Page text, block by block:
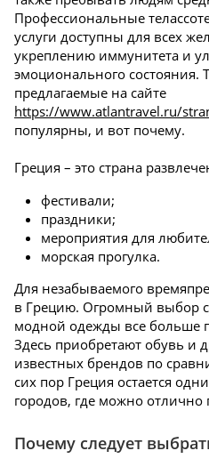
Профессиональные
услуги доступны для всех
укреплению иммунитета и
эмоционального состояния.
предлагаемые на сайте
https://www.atlantravel.ru/
популярны, и вот почему.
Греция – это страна
фестивали;
праздники;
мероприятия для
морская прогулка.
Для незабываемого
в Грецию. Огромный выбор
модной одежды все больше
Здесь приобретают обувь и
известных брендов по
сих пор Греция остается
городов, где можно отлично
Почему следует